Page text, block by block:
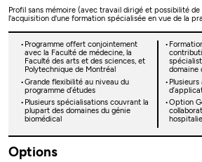
Profil sans mémoire (avec travail dirigé et possibilité
l'acquisition d'une formation spécialisée en vue de la
Programme offert conjointement
avec la Faculté de médecine, la
Faculté des arts et des sciences, et
Polytechnique de Montréal
domaine
Grande flexibilité au niveau du
programme d’études
Plusieurs spécialisations couvrant la
plupart des domaines du génie
biomédical
Option
Options